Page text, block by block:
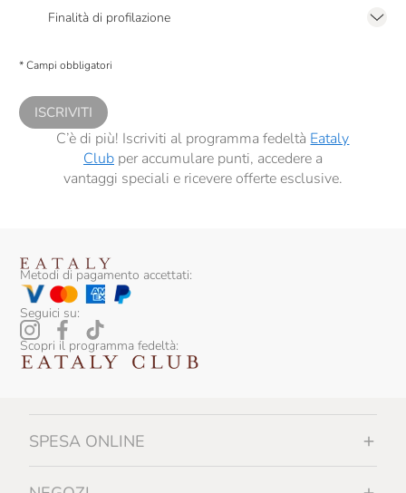
Finalità di profilazione
comunicazioni commerciali personalizzate, in caso di consenso prestato ai
* Campi obbligatori
ISCRIVITI
C’è di più! Iscriviti al programma fedeltà Eataly
Clubper accumulare punti, accedere a
vantaggi speciali e ricevere offerte esclusive.
Metodi di pagamento accettati:
Seguici su:
Scopri il programma fedeltà:
SPESA ONLINE